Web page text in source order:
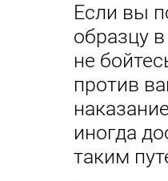
Если вы
образцу
не
против
иногда
таким